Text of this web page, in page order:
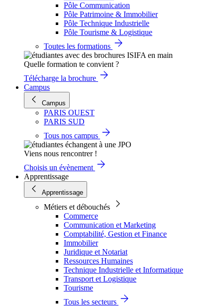
Pôle Communication
Pôle Patrimoine & Immobilier
Pôle Technique Industrielle
Pôle Tourisme & Logistique
Toutes les formations
Quelle formation te convient ?
Télécharge la brochure
Campus
Campus
PARIS OUEST
PARIS SUD
Tous nos campus
Viens nous rencontrer !
Choisis un évènement
Apprentissage
Apprentissage
Métiers et débouchés
Commerce
Communication et Marketing
Comptabilité, Gestion et Finance
Immobilier
Juridique et Notariat
Ressources Humaines
Technique Industrielle et Informatique
Transport et Logistique
Tourisme
Tous les secteurs